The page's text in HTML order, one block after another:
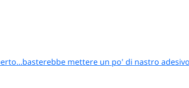
mettere un po' di nastro adesivo